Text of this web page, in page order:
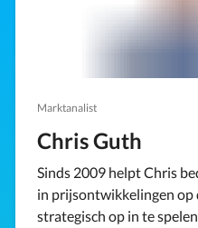
Marktanalist
Chris Guth
Sinds 2009 helpt Chris
in prijsontwikkelingen op
strategisch op in te